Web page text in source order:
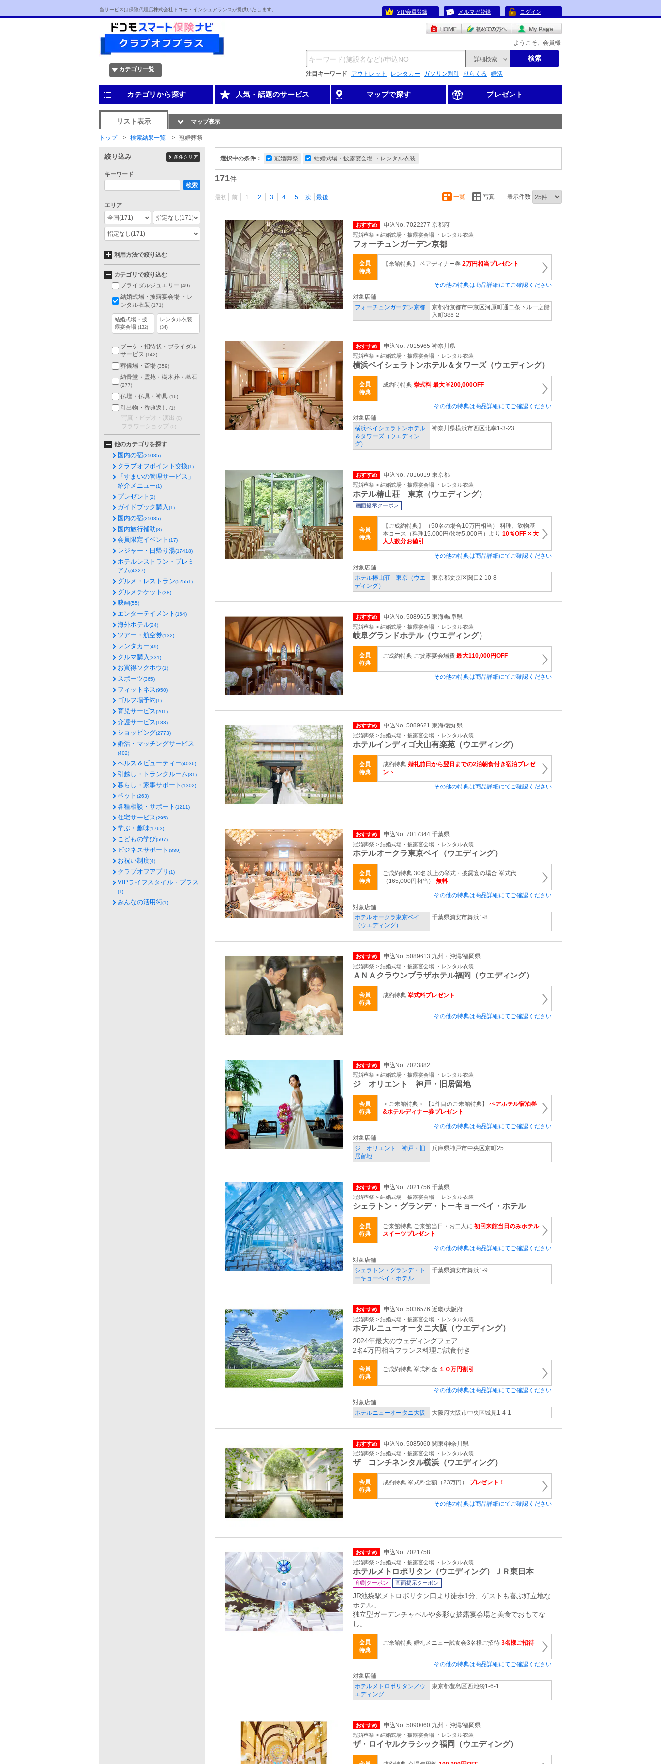
当サービスは保険代理店株式会社ドコモ・インシュアランスが提供いたします。 VIP会員登録 メルマガ登録 ログイン
ようこそ、会員様
カテゴリ一覧
詳細検索 検索
注目キーワード アウトレット レンタカー ガソリン割引 りらくる 婚活
カテゴリから探す 人気・話題のサービス マップで探す プレゼント
リスト表示 マップ表示
トップ 検索結果一覧 冠婚葬祭
選択中の条件： 冠婚葬祭 結婚式場・披露宴会場 ・レンタル衣装
171件
最初 前 1 2 3 4 5 次 最後 一覧 写真 表示件数
おすすめ 申込No. 7022277 京都府
冠婚葬祭 > 結婚式場・披露宴会場 ・レンタル衣装
フォーチュンガーデン京都
会員
特典
【来館特典】 ペアディナー券 2万円相当プレゼント
その他の特典は商品詳細にてご確認ください
対象店舗
フォーチュンガーデン京都
京都府京都市中京区河原町通二条下ル一之船
入町386‐2
おすすめ 申込No. 7015965 神奈川県
冠婚葬祭 > 結婚式場・披露宴会場 ・レンタル衣装
横浜ベイシェラトンホテル＆タワーズ（ウエディング）
会員
特典
成約時特典 挙式料 最大￥200,000OFF
その他の特典は商品詳細にてご確認ください
対象店舗
横浜ベイシェラトンホテル
＆タワーズ（ウエディン
グ）
神奈川県横浜市西区北幸1‐3‐23
おすすめ 申込No. 7016019 東京都
冠婚葬祭 > 結婚式場・披露宴会場 ・レンタル衣装
ホテル椿山荘 東京（ウエディング）
画面提示クーポン
会員
特典
【ご成約特典】 （50名の場合10万円相当） 料理、飲物基
本コース（料理15,000円/飲物5,000円）より 10％OFF × 大
人人数分お値引
その他の特典は商品詳細にてご確認ください
対象店舗
ホテル椿山荘 東京（ウエ
ディング）
東京都文京区関口2‐10‐8
おすすめ 申込No. 5089615 東海/岐阜県
冠婚葬祭 > 結婚式場・披露宴会場 ・レンタル衣装
岐阜グランドホテル（ウエディング）
会員
特典
ご成約特典 ご披露宴会場費 最大110,000円OFF
その他の特典は商品詳細にてご確認ください
おすすめ 申込No. 5089621 東海/愛知県
冠婚葬祭 > 結婚式場・披露宴会場 ・レンタル衣装
ホテルインディゴ犬山有楽苑（ウエディング）
会員
特典
成約特典 婚礼前日から翌日までの2泊朝食付き宿泊プレゼ
ント
その他の特典は商品詳細にてご確認ください
おすすめ 申込No. 7017344 千葉県
冠婚葬祭 > 結婚式場・披露宴会場 ・レンタル衣装
ホテルオークラ東京ベイ（ウエディング）
会員
特典
ご成約特典 30名以上の挙式・披露宴の場合 挙式代
（165,000円相当） 無料
その他の特典は商品詳細にてご確認ください
対象店舗
ホテルオークラ東京ベイ
（ウエディング）
千葉県浦安市舞浜1‐8
おすすめ 申込No. 5089613 九州・沖縄/福岡県
冠婚葬祭 > 結婚式場・披露宴会場 ・レンタル衣装
ＡＮＡクラウンプラザホテル福岡（ウエディング）
会員
特典
成約特典 挙式料プレゼント
その他の特典は商品詳細にてご確認ください
おすすめ 申込No. 7023882
冠婚葬祭 > 結婚式場・披露宴会場 ・レンタル衣装
ジ オリエント 神戸・旧居留地
会員
特典
＜ご来館特典＞ 【1件目のご来館特典】 ペアホテル宿泊券
&ホテルディナー券プレゼント
その他の特典は商品詳細にてご確認ください
対象店舗
ジ オリエント 神戸・旧
居留地
兵庫県神戸市中央区京町25
おすすめ 申込No. 7021756 千葉県
冠婚葬祭 > 結婚式場・披露宴会場 ・レンタル衣装
シェラトン・グランデ・トーキョーベイ・ホテル
会員
特典
ご来館特典 ご来館当日・お二人に 初回来館当日のみホテル
スイーツプレゼント
その他の特典は商品詳細にてご確認ください
対象店舗
シェラトン・グランデ・ト
ーキョーベイ・ホテル
千葉県浦安市舞浜1‐9
おすすめ 申込No. 5036576 近畿/大阪府
冠婚葬祭 > 結婚式場・披露宴会場 ・レンタル衣装
ホテルニューオータニ大阪（ウエディング）
2024年最大のウェディングフェア
2名4万円相当フランス料理ご試食付き
会員
特典
ご成約特典 挙式料金 １０万円割引
その他の特典は商品詳細にてご確認ください
対象店舗
ホテルニューオータニ大阪
大阪府大阪市中央区城見1-4-1
おすすめ 申込No. 5085060 関東/神奈川県
冠婚葬祭 > 結婚式場・披露宴会場 ・レンタル衣装
ザ コンチネンタル横浜（ウエディング）
会員
特典
成約特典 挙式料全額（23万円） プレゼント！
その他の特典は商品詳細にてご確認ください
おすすめ 申込No. 7021758
冠婚葬祭 > 結婚式場・披露宴会場 ・レンタル衣装
ホテルメトロポリタン（ウエディング）ＪＲ東日本
印刷クーポン 画面提示クーポン
JR池袋駅メトロポリタン口より徒歩1分、ゲストも喜ぶ好立地な
ホテル。
独立型ガーデンチャペルや多彩な披露宴会場と美食でおもてな
し。
会員
特典
ご来館特典 婚礼メニュー試食会3名様ご招待 3名様ご招待
その他の特典は商品詳細にてご確認ください
対象店舗
ホテルメトロポリタン／ウ
エディング
東京都豊島区西池袋1‐6‐1
おすすめ 申込No. 5090060 九州・沖縄/福岡県
冠婚葬祭 > 結婚式場・披露宴会場 ・レンタル衣装
ザ・ロイヤルクラシック福岡（ウエディング）
絞り込み 条件クリア
キーワード
検索
エリア
全国(171) 指定なし(171)
指定なし(171)
利用方法で絞り込む
カテゴリで絞り込む
ブライダルジュエリー (49)
結婚式場・披露宴会場 ・レ
ンタル衣装 (171)
結婚式場・披
露宴会場 (132)
レンタル衣装
(34)
ブーケ・招待状・ブライダル
サービス (142)
葬儀場・斎場 (359)
納骨堂・霊苑・樹木葬・墓石
(277)
仏壇・仏具・神具 (16)
引出物・香典返し (1)
写真・ビデオ・演出 (0)
フラワーショップ (0)
他のカテゴリを探す
国内の宿(25085)
クラブオフポイント交換(1)
「すまいの管理サービス」
紹介メニュー(1)
プレゼント (2)
ガイドブック購入 (1)
国内の宿(25085)
国内旅行補助(8)
会員限定イベント (17)
レジャー・日帰り湯(17418)
ホテルレストラン・プレミ
アム(4327)
グルメ・レストラン(52551)
グルメチケット (38)
映画(55)
エンターテイメント (164)
海外ホテル(24)
ツアー・航空券(132)
レンタカー(49)
クルマ購入 (331)
お買得ソクホウ(1)
スポーツ(365)
フィットネス(950)
ゴルフ場予約(1)
育児サービス(201)
介護サービス(183)
ショッピング(2773)
婚活・マッチングサービス
(402)
ヘルス＆ビューティー(4036)
引越し・トランクルーム(31)
暮らし・家事サポート (1302)
ペット (263)
各種相談・サポート (1211)
住宅サービス(295)
学ぶ・趣味(1763)
こどもの学び(597)
ビジネスサポート (889)
お祝い制度(4)
クラブオフアプリ (1)
VIPライフスタイル・プラス
(1)
みんなの活用術(1)